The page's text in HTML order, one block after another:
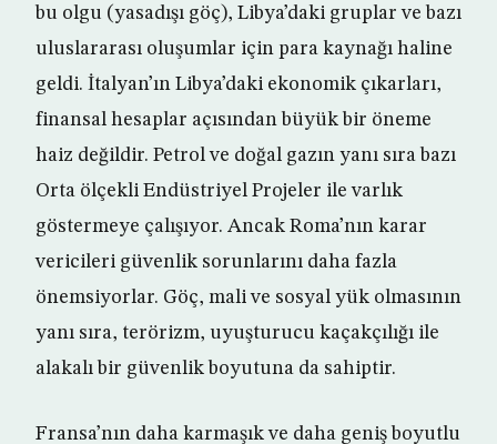
bu olgu (yasadışı göç), Libya’daki gruplar ve bazı
uluslararası oluşumlar için para kaynağı haline
geldi. İtalyan’ın Libya’daki ekonomik çıkarları,
finansal hesaplar açısından büyük bir öneme
haiz değildir. Petrol ve doğal gazın yanı sıra bazı
Orta ölçekli Endüstriyel Projeler ile varlık
göstermeye çalışıyor. Ancak Roma’nın karar
vericileri güvenlik sorunlarını daha fazla
önemsiyorlar. Göç, mali ve sosyal yük olmasının
yanı sıra, terörizm, uyuşturucu kaçakçılığı ile
alakalı bir güvenlik boyutuna da sahiptir.
Fransa’nın daha karmaşık ve daha geniş boyutlu